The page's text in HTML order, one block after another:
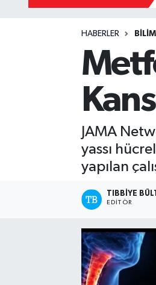
HABERLER BİLİM
JAMA
yassı
yapılan
TIBBIYE
EDITÖR